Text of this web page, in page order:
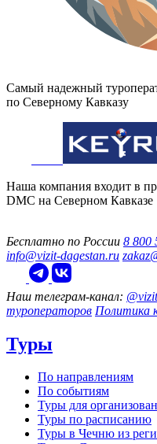
Самый надежный
по Северному Кавказу
Наша компания входит в
DMC на Северном Кавказе
Бесплатно по России 8 800
info@vizit-dagestan.ru
Наш телеграм‑канал:
туроператоров Политика
Туры
По направлениям
По событиям
Туры для
Туры по расписанию
Туры в Чечню из